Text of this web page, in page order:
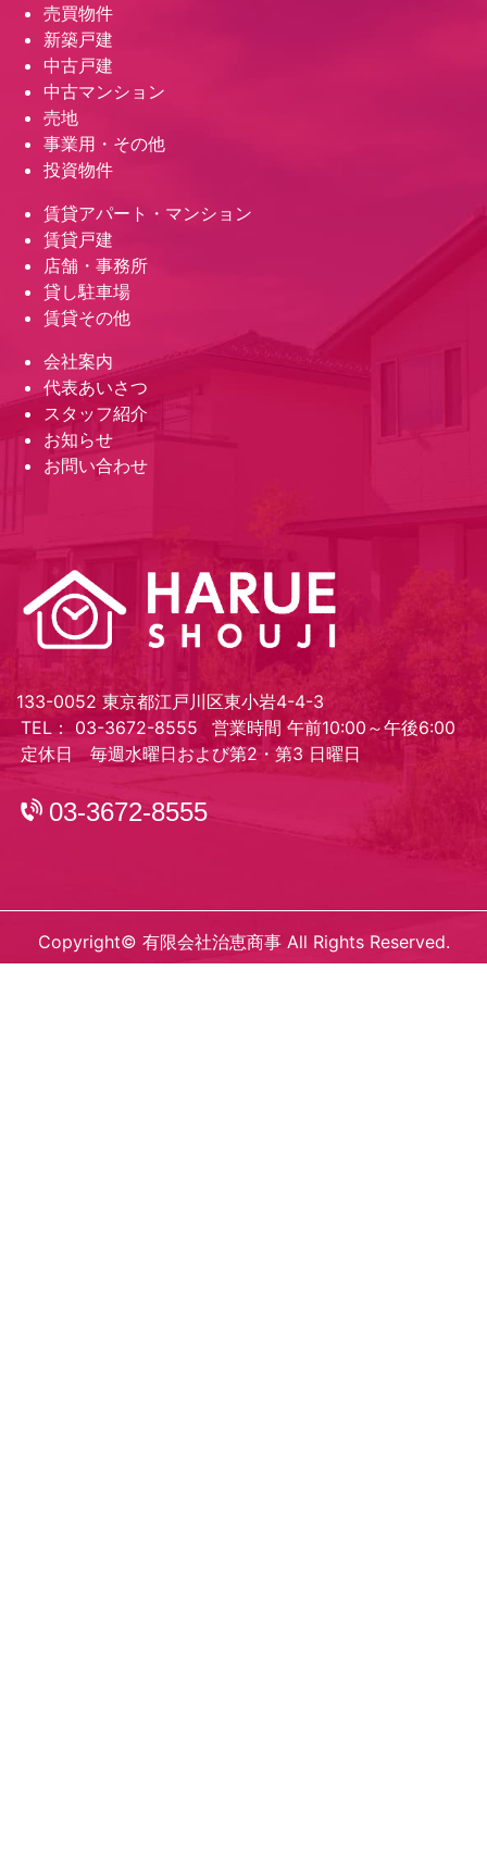
売買物件
新築戸建
中古戸建
中古マンション
売地
事業用・その他
投資物件
賃貸アパート・マンション
賃貸戸建
店舗・事務所
貸し駐車場
賃貸その他
会社案内
代表あいさつ
スタッフ紹介
お知らせ
お問い合わせ
133-0052 東京都江戸川区東小岩4-4-3
TEL： 03-3672-8555
営業時間 午前10:00～午後6:00
定休日 毎週水曜日および第2・第3 日曜日
03-3672-8555
Copyright© 有限会社治恵商事 All Rights Reserved.